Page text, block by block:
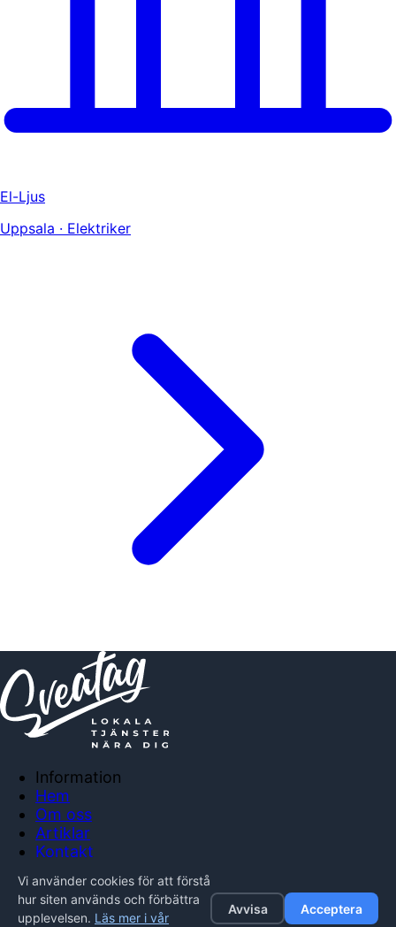
El-Ljus
Uppsala · Elektriker
Information
Hem
Om oss
Artiklar
Kontakt
Integritetspolicy
Vi använder cookies för att förstå
hur siten används och förbättra
upplevelsen. Läs mer i vår
Avvisa Acceptera